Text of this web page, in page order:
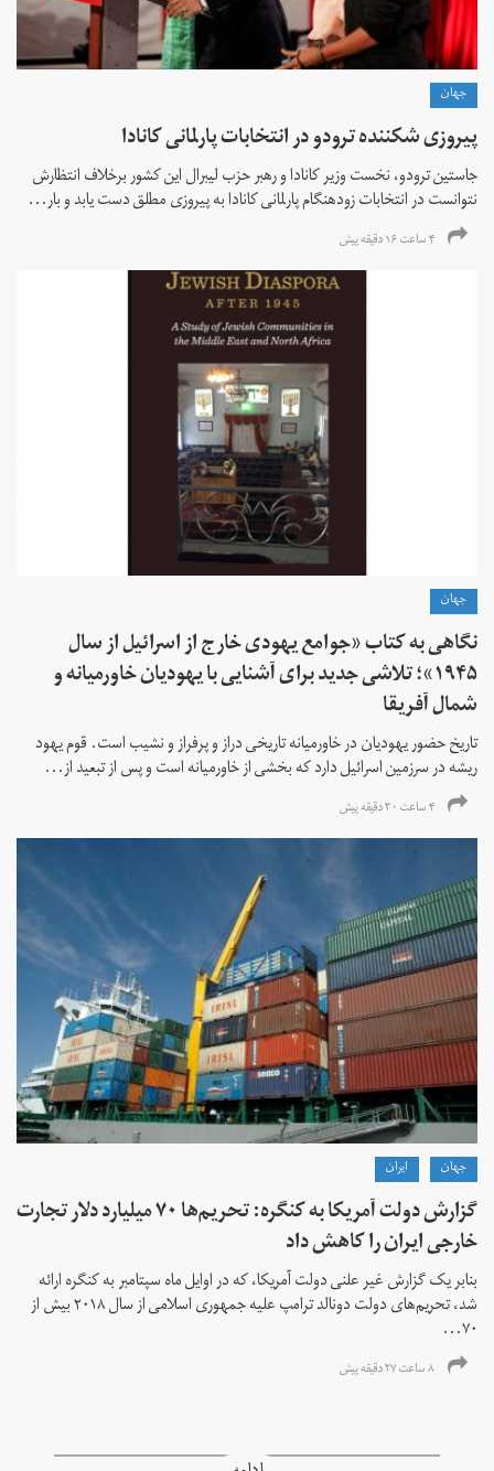
جهان
پیروزی شکننده ترودو در انتخابات پارلمانی کانادا
جاستین ترودو، نخست وزیر کانادا و رهبر حزب لیبرال این کشور برخلاف انتظارش
نتوانست در انتخابات زود‌هنگام پارلمانی کانادا به پیروزی مطلق دست یابد و بار...
۴ ساعت ۱۶ دقیقه پیش
جهان
نگاهی به کتاب «جوامع یهودی خارج از اسرائیل از سال
۱۹۴۵»؛ تلاشی جدید برای آشنایی با یهودیان خاورمیانه و
شمال آفریقا
تاریخ حضور یهودیان در خاورمیانه تاریخی دراز و پرفراز و نشیب است. قوم یهود
ریشه در سرزمین اسرائیل دارد که بخشی از خاورمیانه است و پس از تبعید از...
۴ ساعت ۳۰ دقیقه پیش
جهان ايران
گزارش دولت آمریکا به کنگره: تحریم‌ها ۷۰ میلیارد دلار تجارت
خارجی ایران را کاهش داد
بنابر یک گزارش غیر علنی دولت آمریکا، که در اوایل ماه سپتامبر به کنگره ارائه
شد، تحریم‌های دولت دونالد ترامپ علیه جمهوری اسلامی از سال ۲۰۱۸ بیش از
۷۰...
۸ ساعت ۲۷ دقیقه پیش